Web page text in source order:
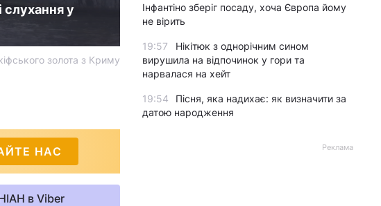
слухання у
золота з Криму
НАС
в Viber
Інфантіно зберіг посаду, хоча Європа йому
не вірить
19:57
Нікітюк з однорічним сином
вирушила на відпочинок у гори та
нарвалася на хейт
19:54
Пісня, яка надихає: як визначити за
датою народження
Реклама